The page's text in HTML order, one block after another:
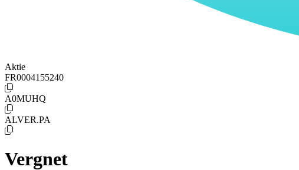
Aktie
FR0004155240
A0MUHQ
ALVER.PA
Vergnet